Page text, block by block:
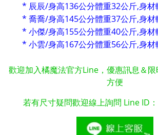
* 辰辰/身高136公分體重32公斤,身材
* 喬喬/身高145公分體重37公斤,身材
* 小傑/身高155公分體重40公斤,身材
* 小雲/身高167公分體重56公斤,身材
歡迎加入橘魔法官方Line，優惠訊息＆
方便
若有尺寸疑問歡迎線上詢問 Line ID